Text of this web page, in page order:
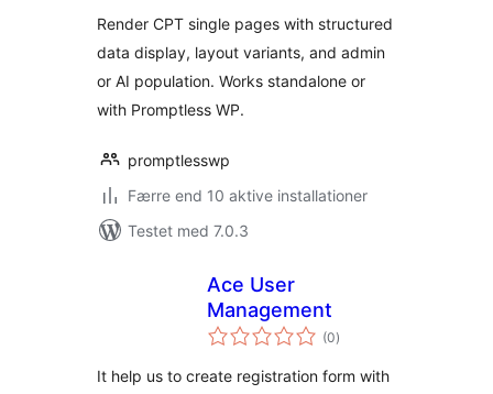
Render CPT single pages with structured
data display, layout variants, and admin
or AI population. Works standalone or
with Promptless WP.
promptlesswp
Færre end 10 aktive installationer
Testet med 7.0.3
Ace User
Management
(0totale
bedømmelser
)
It help us to create registration form with